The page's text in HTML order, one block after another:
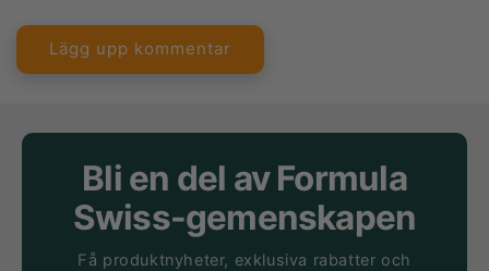
Bli en del av Formula
Swiss-gemenskapen
Få produktnyheter, exklusiva rabatter och